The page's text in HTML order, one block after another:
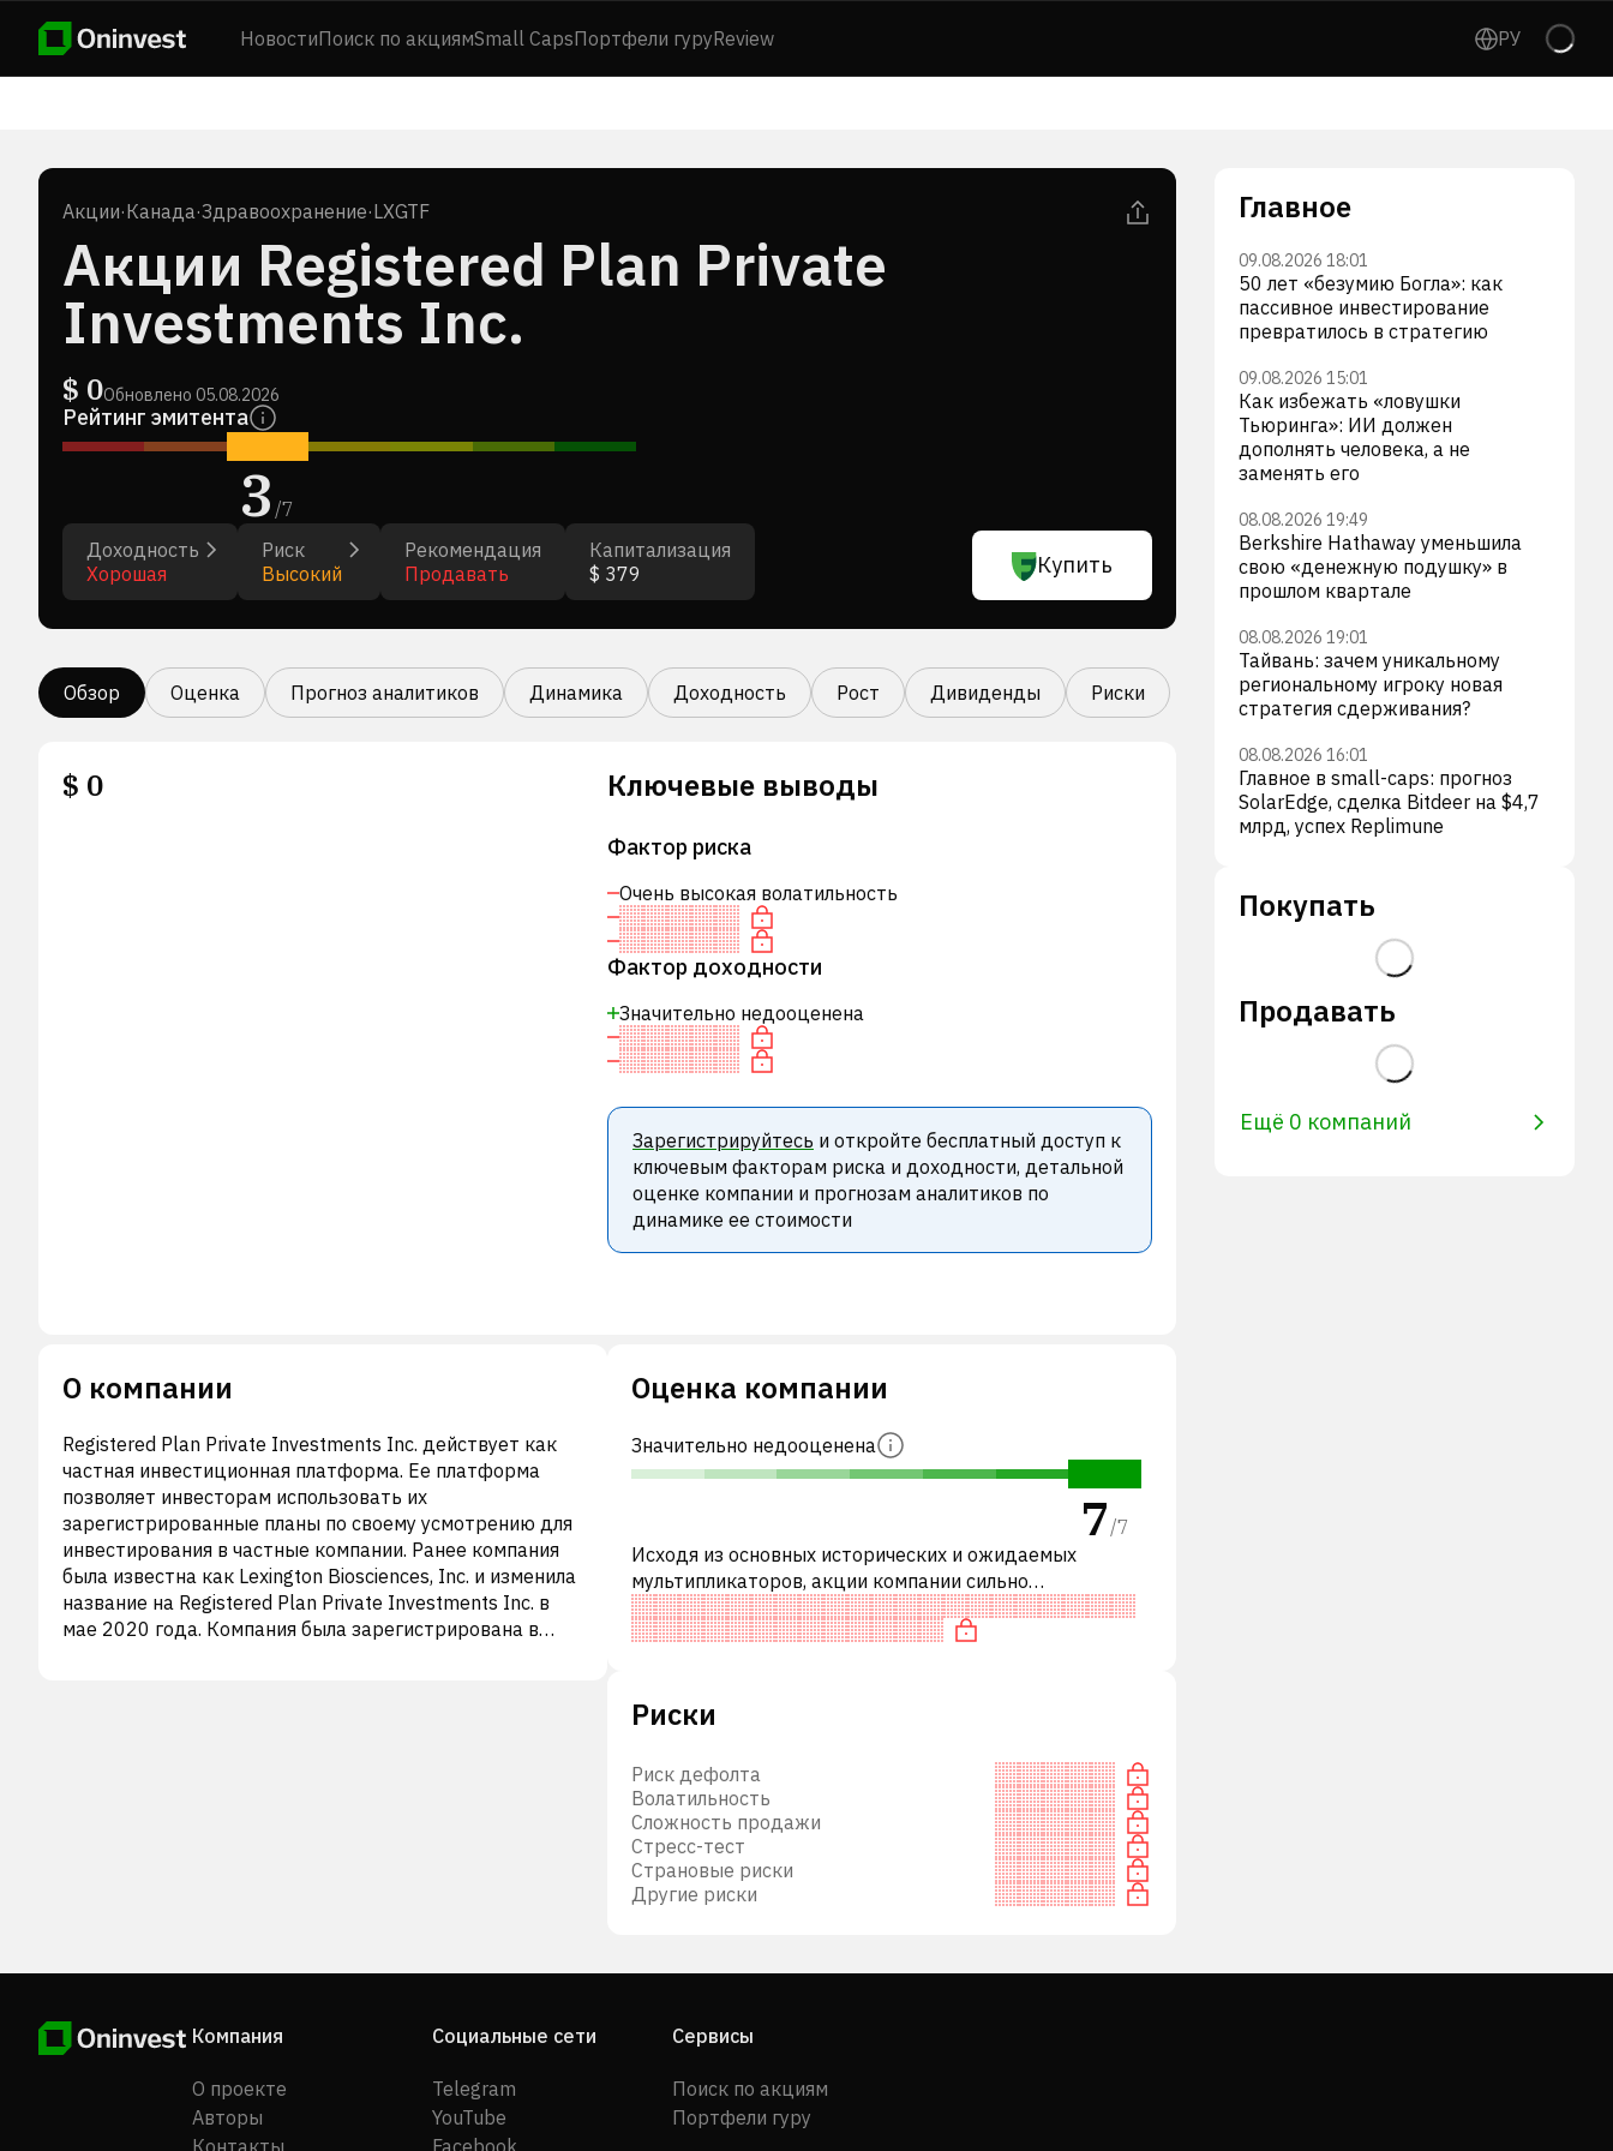
НовостиПоиск по акциямSmall CapsПортфели гуруReview РУ
Акции·Канада·Здравоохранение·LXGTF
Акции Registered Plan Private
Investments Inc.
$ 0Обновлено 05.08.2026
Рейтинг эмитента
3/7
Доходность
Хорошая
Риск
Высокий
Рекомендация
Продавать
Капитализация
$ 379
Купить
Обзор Оценка Прогноз аналитиков Динамика Доходность Рост Дивиденды Риски
$ 0 Ключевые выводы
Фактор риска
Очень высокая волатильность
Фактор доходности
Значительно недооценена
Зарегистрируйтесь и откройте бесплатный доступ к
ключевым факторам риска и доходности, детальной
оценке компании и прогнозам аналитиков по
динамике ее стоимости
О компании
Registered Plan Private Investments Inc. действует как
частная инвестиционная платформа. Ее платформа
позволяет инвесторам использовать их
зарегистрированные планы по своему усмотрению для
инвестирования в частные компании. Ранее компания
была известна как Lexington Biosciences, Inc. и изменила
название на Registered Plan Private Investments Inc. в
мае 2020 года. Компания была зарегистрирована в
Оценка компании
Значительно недооценена
7 /7
Исходя из основных исторических и ожидаемых
мультипликаторов, акции компании сильно
недооценены по сравнению с аналогичными
компаниями.
Риски
Риск дефолта
Волатильность
Сложность продажи
Стресс-тест
Страновые риски
Другие риски
Главное
09.08.2026 18:01
50 лет «безумию Богла»: как
пассивное инвестирование
превратилось в стратегию
09.08.2026 15:01
Как избежать «ловушки
Тьюринга»: ИИ должен
дополнять человека, а не
заменять его
08.08.2026 19:49
Berkshire Hathaway уменьшила
свою «денежную подушку» в
прошлом квартале
08.08.2026 19:01
Тайвань: зачем уникальному
региональному игроку новая
стратегия сдерживания?
08.08.2026 16:01
Главное в small-caps: прогноз
SolarEdge, сделка Bitdeer на $4,7
млрд, успех Replimune
Покупать
Продавать
Ещё 0 компаний
Компания
О проекте
Авторы
Контакты
Социальные сети
Telegram
YouTube
Facebook
Сервисы
Поиск по акциям
Портфели гуру